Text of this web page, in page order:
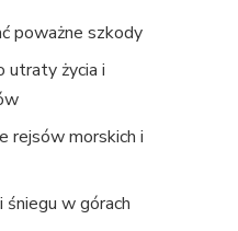
poważne szkody
utraty życia i
rejsów morskich i
śniegu w górach